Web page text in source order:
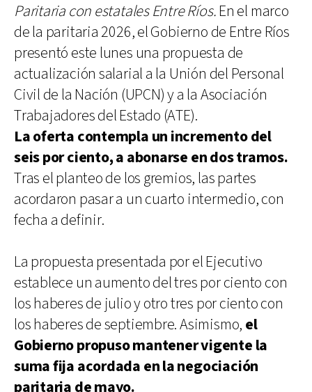
Paritaria con estatales Entre Ríos.En el marco
de la paritaria 2026, el Gobierno de Entre Ríos
presentó este lunes una propuesta de
actualización salarial a la Unión del Personal
Civil de la Nación (UPCN) y a la Asociación
Trabajadores del Estado (ATE).
La oferta contempla un incremento del
seis por ciento, a abonarse en dos tramos.
Tras el planteo de los gremios, las partes
acordaron pasar a un cuarto intermedio, con
fecha a definir.
La propuesta presentada por el Ejecutivo
establece un aumento del tres por ciento con
los haberes de julio y otro tres por ciento con
los haberes de septiembre. Asimismo, el
Gobierno propuso mantener vigente la
suma fija acordada en la negociación
paritaria de mayo.